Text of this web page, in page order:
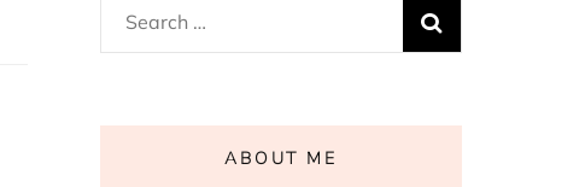
Search
for:
ABOUT ME